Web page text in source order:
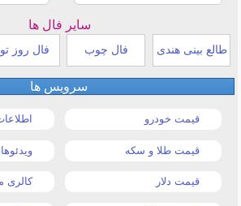
سایر فال ها
طالع بینی هندی فال چوب فال روز
سرویس ها
قیمت خودرو
قیمت طلا و سکه
قیمت دلار کالری